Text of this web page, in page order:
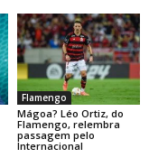
Flamengo
Mágoa? Léo Ortiz, do
Flamengo, relembra
passagem pelo
Internacional